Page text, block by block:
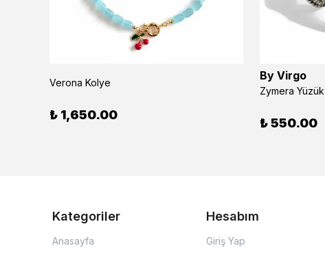
Verona Kolye
₺ 1,650.00
By Virgo
Zymera Yüzük
₺ 550.00
Kategoriler
Anasayfa
Hesabım
Giriş Yap